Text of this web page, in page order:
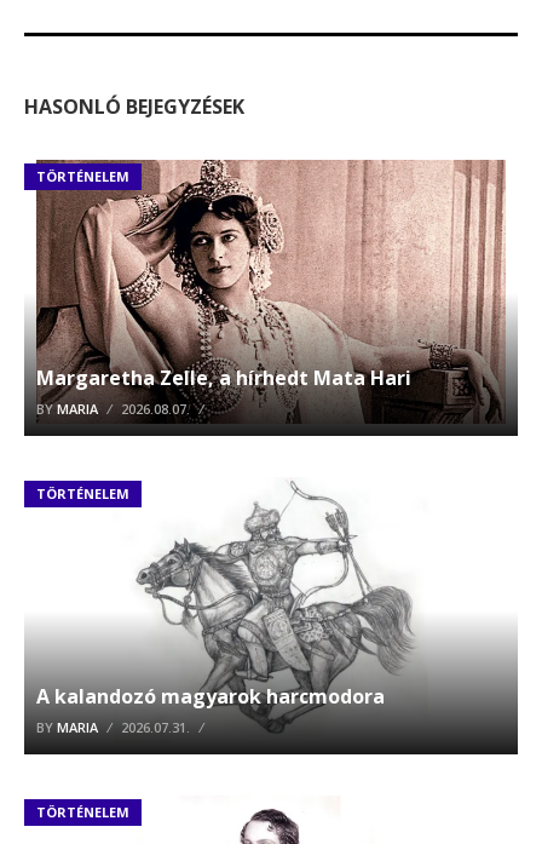
HASONLÓ BEJEGYZÉSEK
TÖRTÉNELEM
Margaretha Zelle, a hírhedt Mata Hari
BYMARIA 2026.08.07.
TÖRTÉNELEM
A kalandozó magyarok harcmodora
BY MARIA 2026.07.31.
TÖRTÉNELEM